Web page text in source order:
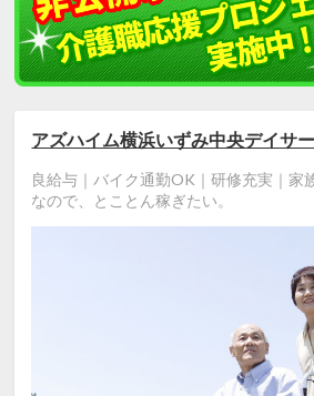
アズハイム横浜いずみ中央デイサ
良給与｜バイク通勤OK｜研修充実｜家
なので、とことん稼ぎたい。